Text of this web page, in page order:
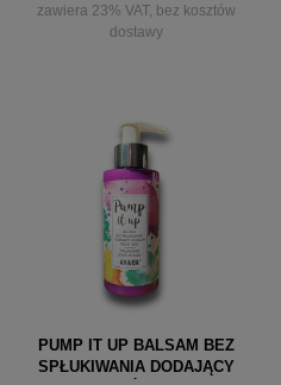
zawiera 23% VAT, bez kosztów
dostawy
powiadom o dostępności
PUMP IT UP BALSAM BEZ
SPŁUKIWANIA DODAJĄCY